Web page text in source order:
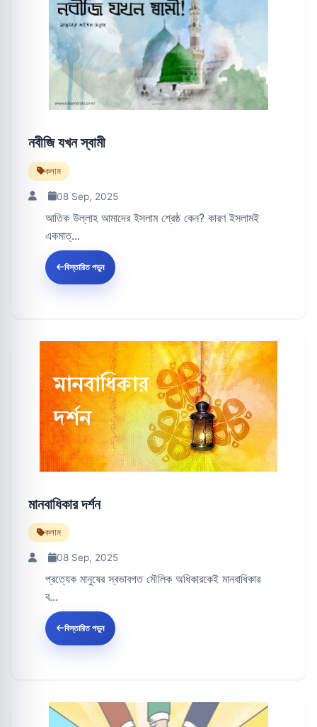
নবীজি যখন স্বামী
কলাম
08 Sep, 2025
আতিক উল্লাহ আমাদের ইসলাম শ্রেষ্ঠ কেন? কারণ ইসলামই
একমাত্...
বিস্তারিত পড়ুন
মানবাধিকার দর্শন
কলাম
08 Sep, 2025
প্রত্যেক মানুষের স্বভাবগত মৌলিক অধিকারকেই মানবাধিকার
ব...
বিস্তারিত পড়ুন